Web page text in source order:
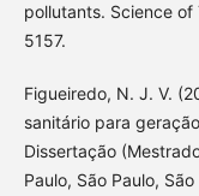
pollutants. Science of
5157.
Figueiredo, N. J. V.
sanitário para
Dissertação
Paulo, São Paulo,